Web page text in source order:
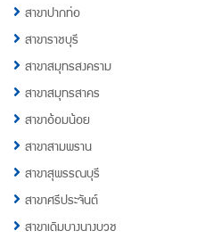
สาขาปากท่อ
สาขาราชบุรี
สาขาสมุทรสงคราม
สาขาสมุทรสาคร
สาขาอ้อมน้อย
สาขาสามพราน
สาขาสุพรรณบุรี
สาขาศรีประจันต์
สาขาเดิมบางนางบวช